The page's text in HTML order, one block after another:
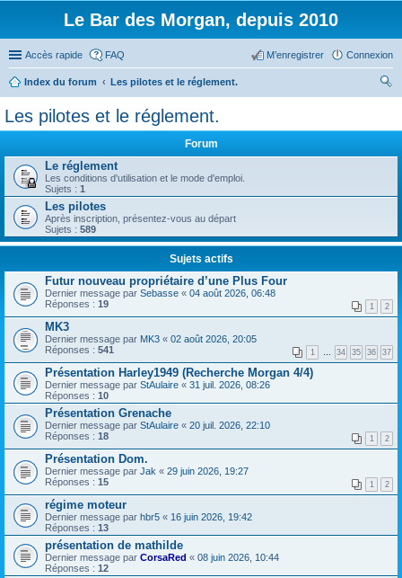
Le Bar des Morgan, depuis 2010
Accès rapide FAQ Connexion
M’enregistrer
Index du forum
Les pilotes et le réglement.
Les pilotes et le réglement.
Forum
Le réglement
Les conditions d'utilisation et le mode d'emploi.
Sujets : 1
Les pilotes
Après inscription, présentez-vous au départ
Sujets : 589
Sujets actifs
Futur nouveau propriétaire d’une Plus Four
Dernier message par Sebasse « 04 août 2026, 06:48
Réponses : 19 1 2
MK3
Dernier message par MK3 « 02 août 2026, 20:05
Réponses : 541 1 … 34 35 36 37
Présentation Harley1949 (Recherche Morgan 4/4)
Dernier message par StAulaire « 31 juil. 2026, 08:26
Réponses : 10
Présentation Grenache
Dernier message par StAulaire « 20 juil. 2026, 22:10
Réponses : 18 1 2
Présentation Dom.
Dernier message par Jak « 29 juin 2026, 19:27
Réponses : 15 1 2
régime moteur
Dernier message par hbr5 « 16 juin 2026, 19:42
Réponses : 13
présentation de mathilde
Dernier message par CorsaRed « 08 juin 2026, 10:44
Réponses : 12